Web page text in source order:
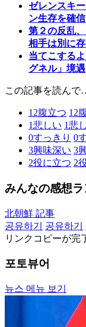
ゼレンスキ
ン生存を確
第２の反乱
相手は別に存
当てこする
グネル」境遇
この記事を読んで
12腹立つ 12
1悲しい 1悲
0すっきり 0
3興味深い 3
2役に立つ 2
みんなの感想
北朝鮮 記事
공유하기
공유하기
リンクコピーが完
포토뷰어
뉴스 메뉴 보기